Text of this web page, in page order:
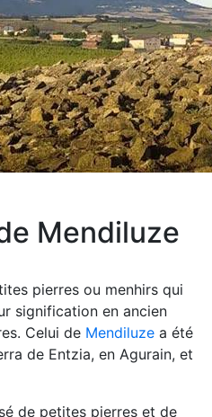
Mendiluze
pierres ou menhirs qui
signification en ancien
Celui de Mendiluze a été
de Entzia, en Agurain, et
de petites pierres et de